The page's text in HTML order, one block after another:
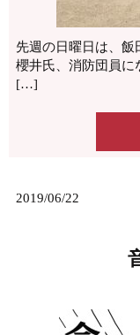
先週の日曜日は、飯
櫻井氏、消防団員に
[…]
2019/06/22